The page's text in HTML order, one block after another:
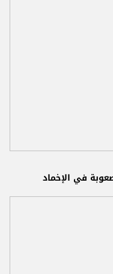
في الإخماد